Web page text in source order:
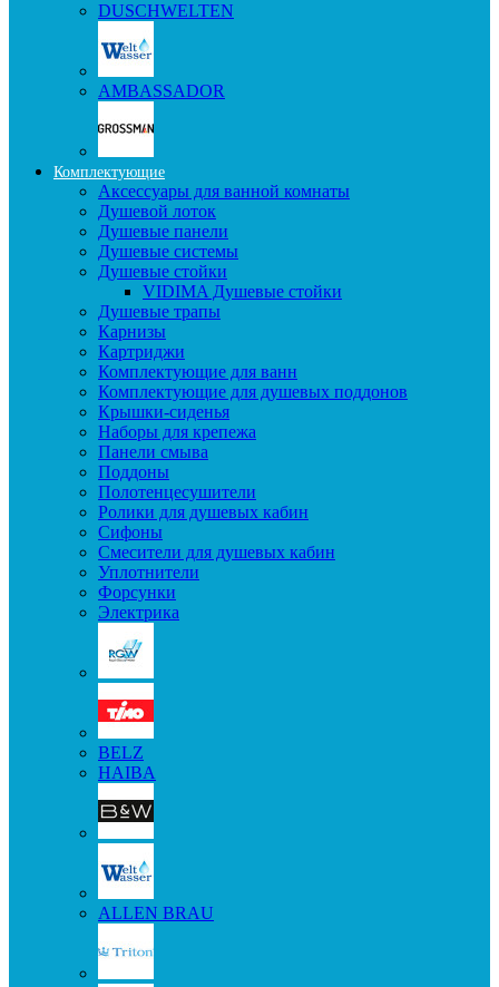
DUSCHWELTEN
AMBASSADOR
Комплектующие
Аксессуары для ванной комнаты
Душевой лоток
Душевые панели
Душевые системы
Душевые стойки
VIDIMA Душевые стойки
Душевые трапы
Карнизы
Картриджи
Комплектующие для ванн
Комплектующие для душевых поддонов
Крышки-сиденья
Наборы для крепежа
Панели смыва
Поддоны
Полотенцесушители
Ролики для душевых кабин
Сифоны
Смесители для душевых кабин
Уплотнители
Форсунки
Электрика
BELZ
HAIBA
ALLEN BRAU